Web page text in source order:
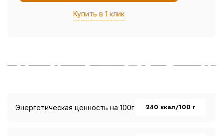
Купить в 1 клик
Энергетическая ценность на 100г 240 ккал/100 г